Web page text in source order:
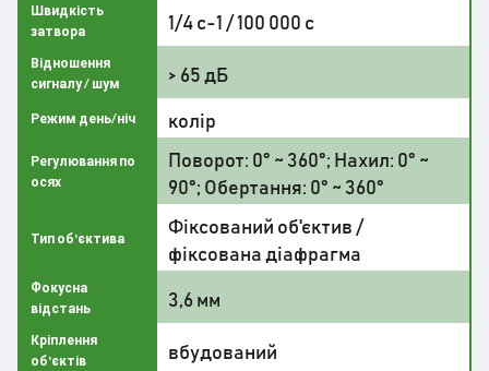
Швидкість
затвора
1/4 с-1 / 100 000 с
Відношення
сигналу / шум
> 65 дБ
Режим день/ніч колір
Регулювання по
осях
Поворот: 0° ~ 360°; Нахил: 0° ~
90°; Обертання: 0° ~ 360°
Тип об'єктива
Фіксований об'єктив /
фіксована діафрагма
Фокусна
відстань
3,6 мм
Кріплення
об'єктів
вбудований